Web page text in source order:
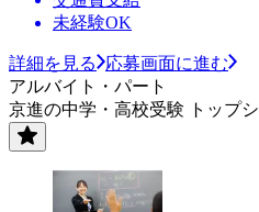
未経験OK
詳細を見る
応募画面に進む
アルバイト・パート
京進の中学・高校受験 トップ